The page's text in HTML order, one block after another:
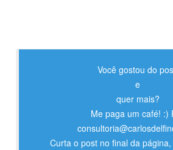
Você gostou do
e
quer mais?
Me paga um café! :)
Curta o post no final da